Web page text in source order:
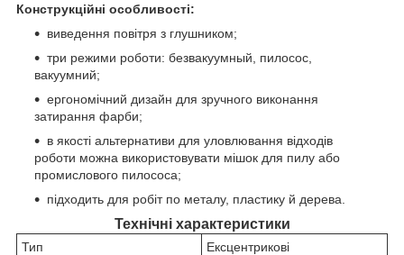
Конструкційні особливості:
виведення повітря з глушником;
три режими роботи: безвакуумный, пилосос,
вакуумний;
ергономічний дизайн для зручного виконання
затирання фарби;
в якості альтернативи для уловлювання відходів
роботи можна використовувати мішок для пилу або
промислового пилососа;
підходить для робіт по металу, пластику й дерева.
Технічні характеристики
Тип
Ексцентрикові